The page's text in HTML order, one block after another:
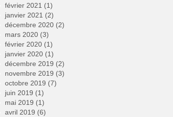
février 2021 (1)
janvier 2021 (2)
décembre 2020(2)
mars 2020(3)
février 2020(1)
janvier 2020(1)
décembre 2019 (2)
novembre 2019 (3)
octobre 2019 (7)
juin 2019 (1)
mai 2019 (1)
avril 2019 (6)